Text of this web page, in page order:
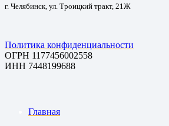
г. Челябинск, ул. Троицкий тракт, 21Ж
Политика конфиденциальности
ОГРН 1177456002558
ИНН 7448199688
Главная